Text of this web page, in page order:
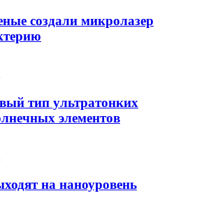
создали микролазер
тип ультратонких
элементов
на наноуровень